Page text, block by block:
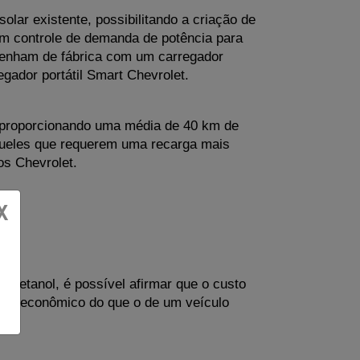
existente, possibilitando a criação de
controle de demanda de potência para
de fábrica com um carregador
portátil Smart Chevrolet.
uma média de 40 km de
que requerem uma recarga mais
Chevrolet.
e etanol, é possível afirmar que o custo
econômico do que o de um veículo